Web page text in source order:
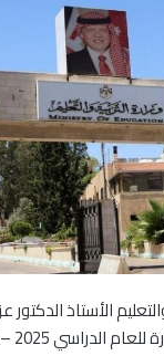
الأستاذ
– 2026، وتالياً الأسماء :